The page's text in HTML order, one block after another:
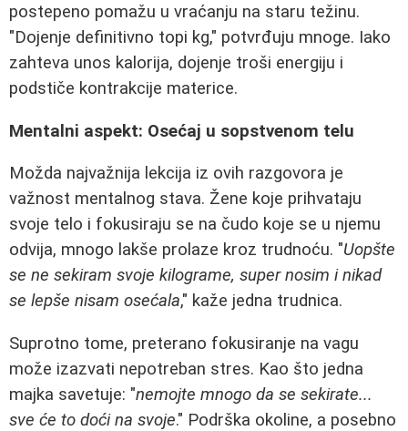
postepeno pomažu u vraćanju na staru težinu.
"Dojenje definitivno topi kg," potvrđuju mnoge. Iako
zahteva unos kalorija, dojenje troši energiju i
podstiče kontrakcije materice.
Mentalni aspekt: Osećaj u sopstvenom telu
Možda najvažnija lekcija iz ovih razgovora je
važnost mentalnog stava. Žene koje prihvataju
svoje telo i fokusiraju se na čudo koje se u njemu
odvija, mnogo lakše prolaze kroz trudnoću. "Uopšte
se ne sekiram svoje kilograme, super nosim i nikad
se lepše nisam osećala," kaže jedna trudnica.
Suprotno tome, preterano fokusiranje na vagu
može izazvati nepotreban stres. Kao što jedna
majka savetuje: "nemojte mnogo da se sekirate...
sve će to doći na svoje." Podrška okoline, a posebno